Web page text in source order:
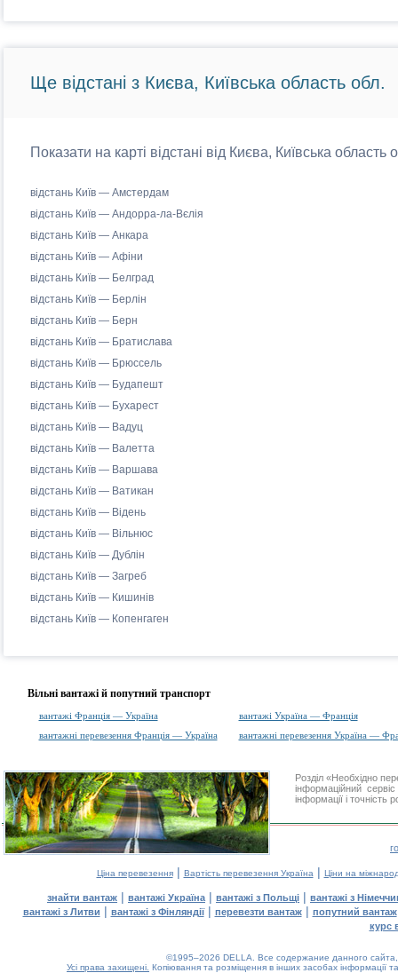
Ще відстані з Києва, Київська область обл.
Показати на карті відстані від Києва, Київська
відстань Київ — Амстердам
відстань Київ — Андорра-ла-Вєлія
відстань Київ — Анкара
відстань Київ — Афіни
відстань Київ — Белград
відстань Київ — Берлін
відстань Київ — Берн
відстань Київ — Братислава
відстань Київ — Брюссель
відстань Київ — Будапешт
відстань Київ — Бухарест
відстань Київ — Вадуц
відстань Київ — Валетта
відстань Київ — Варшава
відстань Київ — Ватикан
відстань Київ — Відень
відстань Київ — Вільнюс
відстань Київ — Дублін
відстань Київ — Загреб
відстань Київ — Кишинів
відстань Київ — Копенгаген
Вільні вантажі й попутний транспорт
вантажі Франція — Україна
вантажі Україна — Франція
вантажні перевезення Франція — Україна
вантажні перевезення Україна —
Розділ «Необхідно
інформаційний
інформації і
Ціна перевезення| Вартість перевезення Україна | Ціни на
знайти вантаж | вантажі Україна | вантажі з Польщі | вантажі з
вантажі з Литви | вантажі з Фінляндії| перевезти вантаж| попутний вантаж
курс
©1995–2026 DELLA. Все содержание данного
Усі права захищені. Копіювання та розміщення в інших засобах інформації